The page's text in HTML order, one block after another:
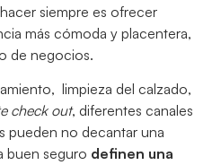
siempre es ofrecer
más cómoda y placentera,
de negocios.
limpieza del calzado,
check out, diferentes canales
pueden no decantar una
buen seguro definen una